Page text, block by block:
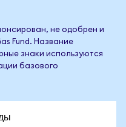
не одобрен и
Fund. Название
знаки используются
базового